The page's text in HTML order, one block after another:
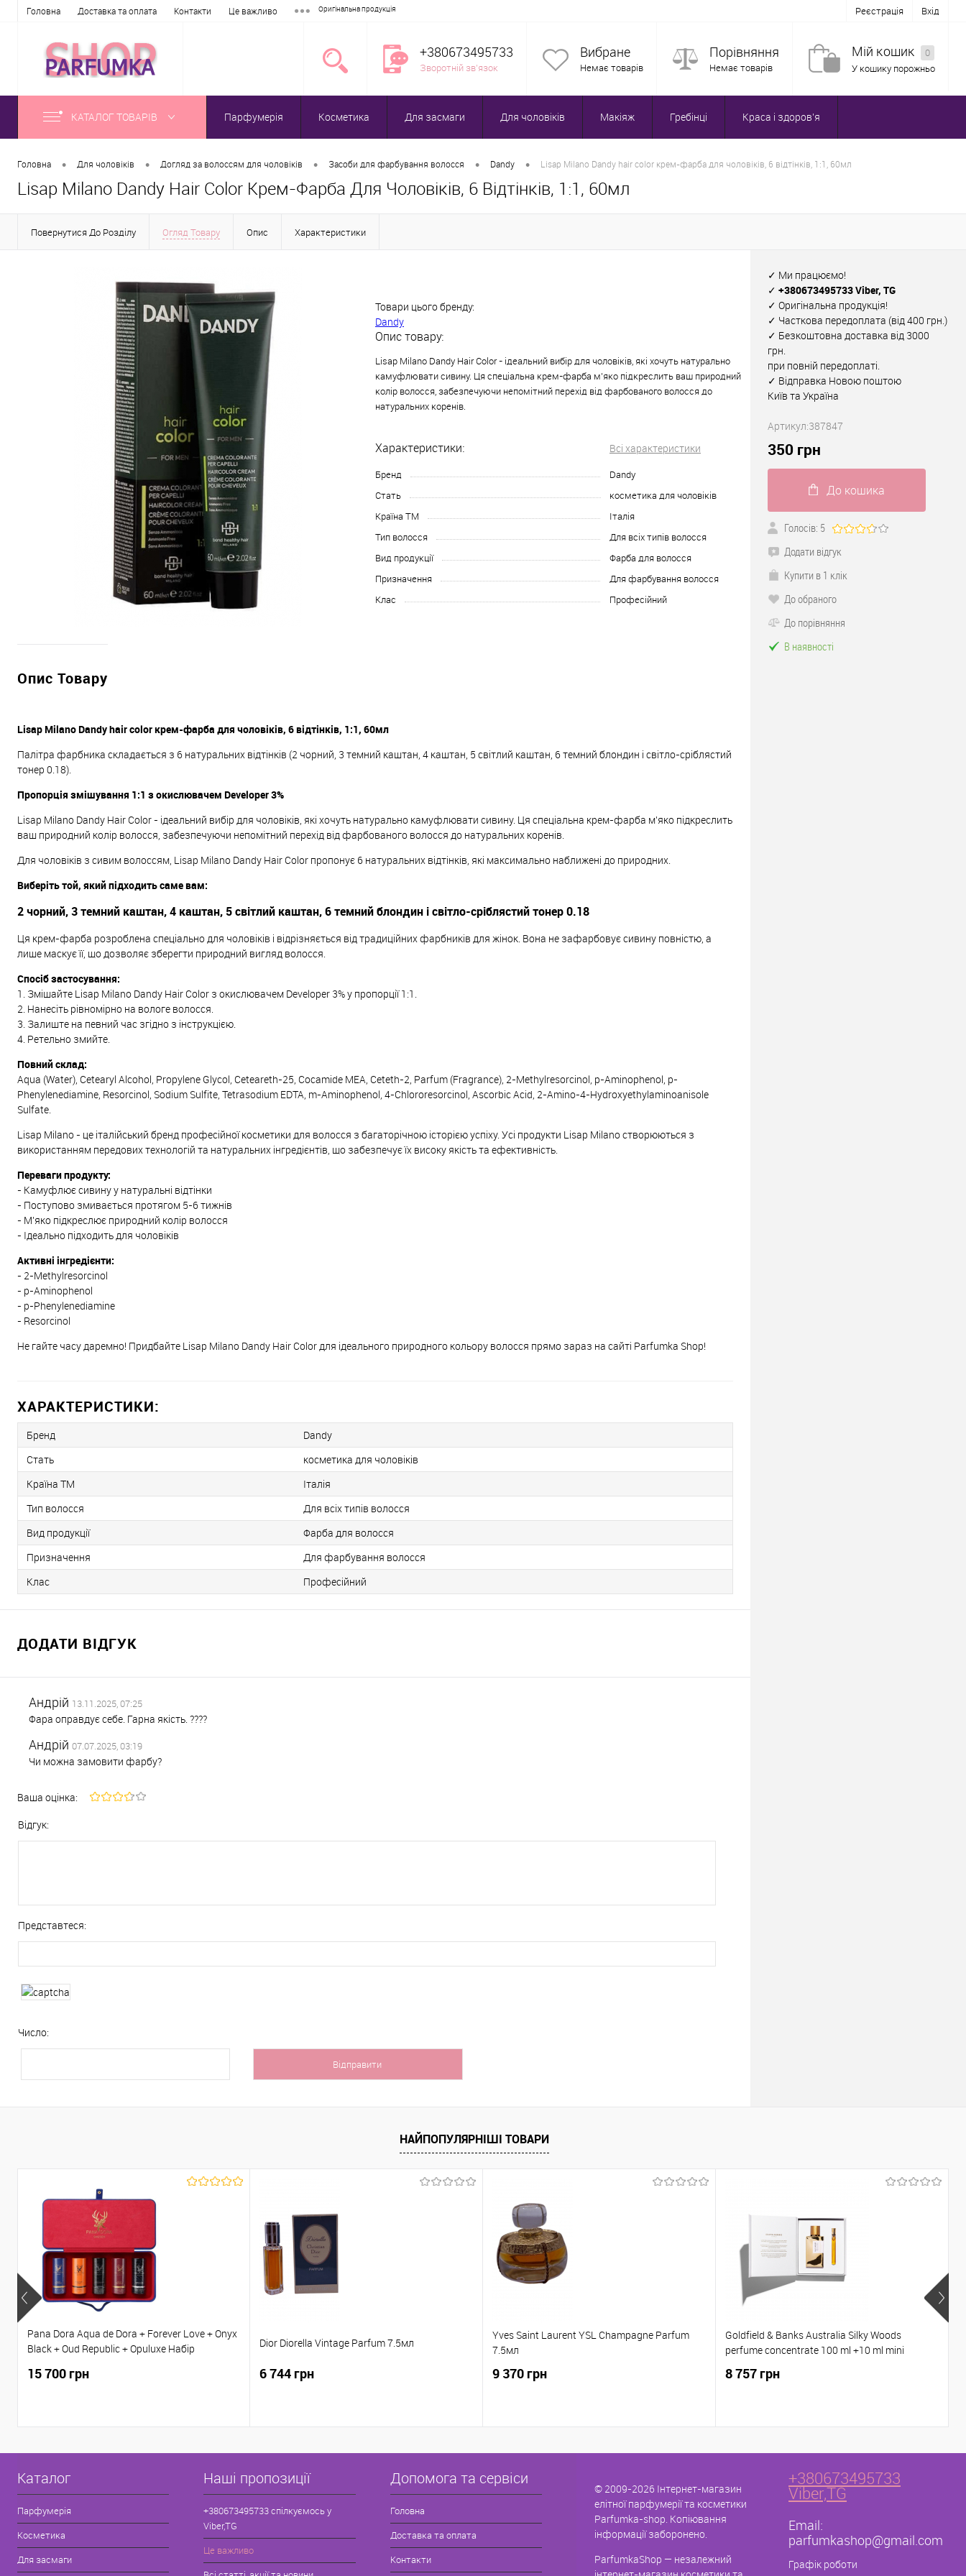
Головна Доставка та оплата Контакти Це важливо Оригінальна продукція Реєстрація Вхід
+380673495733
Зворотній зв'язок
Вибране
Немає товарів
Порівняння
Немає товарів
Мій кошик
0
У кошику порожньо
КАТАЛОГ ТОВАРІВ Парфумерія Косметика Для засмаги Для чоловіків Макіяж Гребінці Краса і здоров'я
Головна • Для чоловіків • Догляд за волоссям для чоловіків • Засоби для фарбування волосся • Dandy • Lisap Milano Dandy hair color крем-фарба для чоловіків, 6 відтінків, 1:1, 60мл
Lisap Milano Dandy Hair Color Крем-Фарба Для Чоловіків, 6 Відтінків, 1:1, 60мл
Повернутися До Розділу Огляд Товару Опис Характеристики
Товари цього бренду:
Dandy
Опис товару:
Lisap Milano Dandy Hair Color - ідеальний вибір для чоловіків, які хочуть натурально
камуфлювати сивину. Ця спеціальна крем-фарба м'яко підкреслить ваш природний
колір волосся, забезпечуючи непомітний перехід від фарбованого волосся до
натуральних коренів.
Характеристики: Всі характеристики
Бренд
Dandy
Стать
косметика для чоловіків
Країна ТМ
Італія
Тип волосся
Для всіх типів волосся
Вид продукції
Фарба для волосся
Призначення
Для фарбування волосся
Клас
Професійний
Опис Товару
Lisap Milano Dandy hair color крем-фарба для чоловіків, 6 відтінків, 1:1, 60мл
Палітра фарбника складається з 6 натуральних відтінків (2 чорний, 3 темний каштан, 4 каштан, 5 світлий каштан, 6 темний блондин і світло-сріблястий
тонер 0.18).
Пропорція змішування 1:1 з окислювачем Developer 3%
Lisap Milano Dandy Hair Color - ідеальний вибір для чоловіків, які хочуть натурально камуфлювати сивину. Ця спеціальна крем-фарба м'яко підкреслить
ваш природний колір волосся, забезпечуючи непомітний перехід від фарбованого волосся до натуральних коренів.
Для чоловіків з сивим волоссям, Lisap Milano Dandy Hair Color пропонує 6 натуральних відтінків, які максимально наближені до природних.
Виберіть той, який підходить саме вам:
2 чорний, 3 темний каштан, 4 каштан, 5 світлий каштан, 6 темний блондин і світло-сріблястий тонер 0.18
Ця крем-фарба розроблена спеціально для чоловіків і відрізняється від традиційних фарбників для жінок. Вона не зафарбовує сивину повністю, а
лише маскує її, що дозволяє зберегти природний вигляд волосся.
Спосіб застосування:
1. Змішайте Lisap Milano Dandy Hair Color з окислювачем Developer 3% у пропорції 1:1.
2. Нанесіть рівномірно на вологе волосся.
3. Залиште на певний час згідно з інструкцією.
4. Ретельно змийте.
Повний склад:
Aqua (Water), Cetearyl Alcohol, Propylene Glycol, Ceteareth-25, Cocamide MEA, Ceteth-2, Parfum (Fragrance), 2-Methylresorcinol, p-Aminophenol, p-
Phenylenediamine, Resorcinol, Sodium Sulfite, Tetrasodium EDTA, m-Aminophenol, 4-Chlororesorcinol, Ascorbic Acid, 2-Amino-4-Hydroxyethylaminoanisole
Sulfate.
Lisap Milano - це італійський бренд професійної косметики для волосся з багаторічною історією успіху. Усі продукти Lisap Milano створюються з
використанням передових технологій та натуральних інгредієнтів, що забезпечує їх високу якість та ефективність.
Переваги продукту:
- Камуфлює сивину у натуральні відтінки
- Поступово змивається протягом 5-6 тижнів
- М'яко підкреслює природний колір волосся
- Ідеально підходить для чоловіків
Активні інгредієнти:
- 2-Methylresorcinol
- p-Aminophenol
- p-Phenylenediamine
- Resorcinol
Не гайте часу даремно! Придбайте Lisap Milano Dandy Hair Color для ідеального природного кольору волосся прямо зараз на сайті Parfumka Shop!
ХАРАКТЕРИСТИКИ:
Бренд
Dandy
Стать
косметика для чоловіків
Країна ТМ
Італія
Тип волосся
Для всіх типів волосся
Вид продукції
Фарба для волосся
Призначення
Для фарбування волосся
Клас
Професійний
ДОДАТИ ВІДГУК
Андрій 13.11.2025, 07:25
Фара оправдує себе. Гарна якість. ????
Андрій 07.07.2025, 03:19
Чи можна замовити фарбу?
Ваша оцінка:
Відгук:
Представтеся:
Число:
✓ Ми працюємо!
✓ +380673495733 Viber, TG
✓ Оригінальна продукція!
✓ Часткова передоплата (від 400 грн.)
✓ Безкоштовна доставка від 3000
грн.
при повній передоплаті.
✓ Відправка Новою поштою
Київ та Україна
Артикул:387847
350 грн
До кошика
Голосів: 5
Додати відгук
Купити в 1 клік
До обраного
До порівняння
В наявності
НАЙПОПУЛЯРНІШІ ТОВАРИ
Pana Dora Aqua de Dora + Forever Love + Onyx
Black + Oud Republic + Opuluxe Набір
15 700 грн
Dior Diorella Vintage Parfum 7.5мл
6 744 грн
Yves Saint Laurent YSL Champagne Parfum
7.5мл
9 370 грн
Goldfield & Banks Australia Silky Woods
perfume concentrate 100 ml +10 ml mini
8 757 грн
Каталог
Парфумерія
Косметика
Для засмаги
Наші пропозиції
+380673495733 спілкуємось у
Viber,TG
Це важливо
Допомога та сервіси
Головна
Доставка та оплата
Контакти
© 2009-2026 Інтернет-магазин
елітної парфумерії та косметики
Parfumka-shop. Копіювання
інформації заборонено.
ParfumkaShop — незалежний
+380673495733
Viber,TG
Email:
parfumkashop@gmail.com
Графік роботи